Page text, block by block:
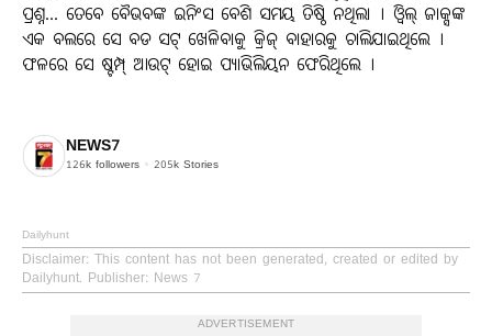
ପ୍ରଶ୍ନ... ତେବେ ବୈଭବଙ୍କ ଇନିଂସ ବେଶି ସମୟ ତିଷ୍ଠି ନଥିଲା । ଓ୍ୱିଲ୍ ଜାକ୍ସଙ୍କ
ଏକ ବଲରେ ସେ ବଡ ସଟ୍ ଖେଳିବାକୁ କ୍ରିଜ୍ ବାହାରକୁ ଚାଲିଯାଇଥିଲେ ।
ଫଳରେ ସେ ଷ୍ଟମ୍ପ୍ ଆଉଟ୍ ହୋଇ ପ୍ୟାଭିଲିୟନ ଫେରିଥିଲେ ।
NEWS7
126k followers 205k Stories
Dailyhunt
Disclaimer: This content has not been generated, created or edited by
Dailyhunt. Publisher: News 7
ADVERTISEMENT